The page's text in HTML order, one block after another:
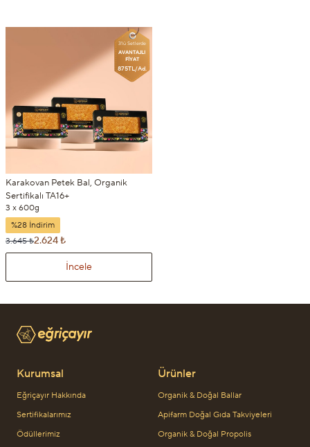
Karakovan Petek Bal, Organik
Sertifikalı TA16+
3 x 600g
3'lü Setlerde
AVANTAJLI
FİYAT
875TL/Ad.
%28 İndirim
3.645 ₺2.624 ₺
İncele
Kurumsal
Eğriçayır Hakkında
Sertifikalarımız
Ödüllerimiz
Ürünler
Organik & Doğal Ballar
Apifarm Doğal Gıda Takviyeleri
Organik & Doğal Propolis